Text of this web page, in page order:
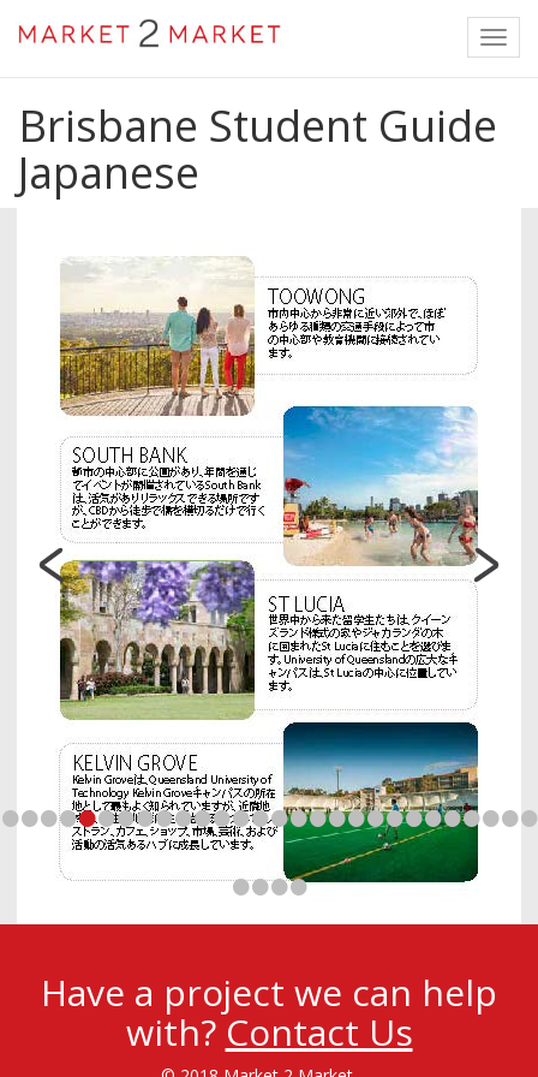
Brisbane Student Guide
Japanese
•••••••••••••••••••••••••••
••••
Have a project we can help
with? Contact Us